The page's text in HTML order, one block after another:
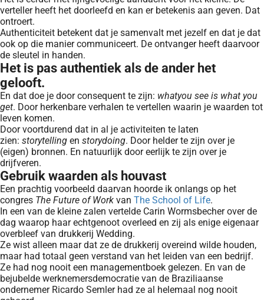
verteller heeft het doorleefd en kan er betekenis aan geven. Dat
ontroert.
Authenticiteit betekent dat je samenvalt met jezelf en dat je dat
ook op die manier communiceert. De ontvanger heeft daarvoor
de sleutel in handen.
Het is pas authentiek als de ander het
gelooft.
En dat doe je door consequent te zijn: whatyou see is what you
get. Door herkenbare verhalen te vertellen waarin je waarden tot
leven komen.
Door voortdurend dat in al je activiteiten te laten
zien: storytelling en storydoing. Door helder te zijn over je
(eigen) bronnen. En natuurlijk door eerlijk te zijn over je
drijfveren.
Gebruik waarden als houvast
Een prachtig voorbeeld daarvan hoorde ik onlangs op het
congres The Future of Work van The School of Life.
In een van de kleine zalen vertelde Carin Wormsbecher over de
dag waarop haar echtgenoot overleed en zij als enige eigenaar
overbleef van drukkerij Wedding.
Ze wist alleen maar dat ze de drukkerij overeind wilde houden,
maar had totaal geen verstand van het leiden van een bedrijf.
Ze had nog nooit een managementboek gelezen. En van de
bejubelde werknemersdemocratie van de Braziliaanse
ondernemer Ricardo Semler had ze al helemaal nog nooit